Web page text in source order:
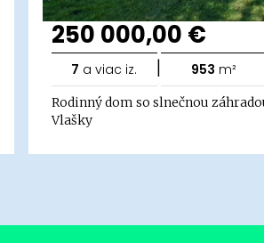
250 000,00 €
7 a viac iz. | 953 m²
Rodinný dom so slnečnou
Vlašky